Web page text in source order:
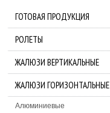
ГОТОВАЯ ПРОДУКЦИЯ
РОЛЕТЫ
ЖАЛЮЗИ ВЕРТИКАЛЬНЫЕ
ЖАЛЮЗИ ГОРИЗОНТАЛЬНЫЕ
Алюминиевые